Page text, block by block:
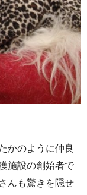
かのように仲良
施設の創始者で
んも驚きを隠せ